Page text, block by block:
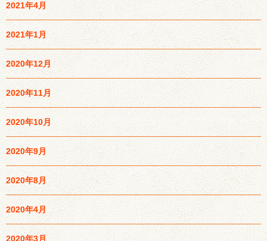
2021年4月
2021年1月
2020年12月
2020年11月
2020年10月
2020年9月
2020年8月
2020年4月
2020年3月